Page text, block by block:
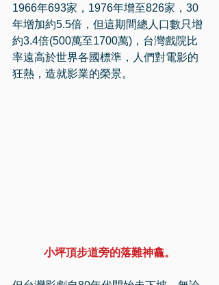
1966年693家，1976年增至826家，30
年增加約5.5倍，但這期間總人口數只增
約3.4倍(500萬至1700萬)，台灣戲院比
率遠高於世界各國標準，人們對電影的
狂熱，造就影業的榮景。
小坪頂步道旁的落難神龕。